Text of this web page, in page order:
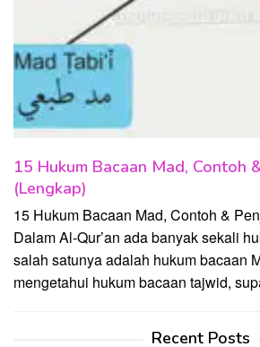
15 Hukum Bacaan Mad, Contoh
(Lengkap)
15 Hukum Bacaan Mad, Contoh &
Dalam Al-Qur’an ada banyak sekali
salah satunya adalah hukum bacaan
mengetahui hukum bacaan tajwid,
Recent Posts